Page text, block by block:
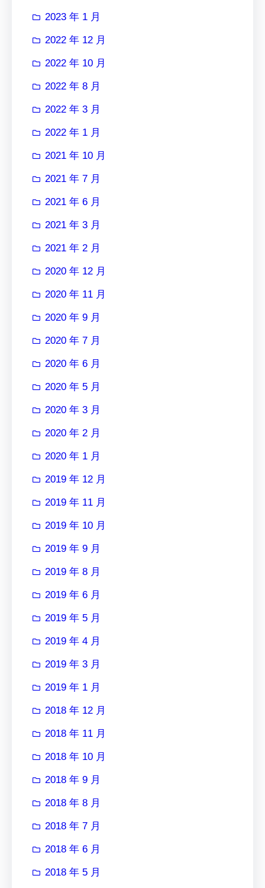
2023 年 1 月
2022 年 12 月
2022 年 10 月
2022 年 8 月
2022 年 3 月
2022 年 1 月
2021 年 10 月
2021 年 7 月
2021 年 6 月
2021 年 3 月
2021 年 2 月
2020 年 12 月
2020 年 11 月
2020 年 9 月
2020 年 7 月
2020 年 6 月
2020 年 5 月
2020 年 3 月
2020 年 2 月
2020 年 1 月
2019 年 12 月
2019 年 11 月
2019 年 10 月
2019 年 9 月
2019 年 8 月
2019 年 6 月
2019 年 5 月
2019 年 4 月
2019 年 3 月
2019 年 1 月
2018 年 12 月
2018 年 11 月
2018 年 10 月
2018 年 9 月
2018 年 8 月
2018 年 7 月
2018 年 6 月
2018 年 5 月